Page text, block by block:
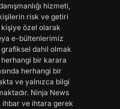
hizmeti,
risk ve getiri
özel olarak
e-bültenlerimiz
grafiksel dahil olmak
bir karara
herhangi bir
ve yalnızca bilgi
Ninja News
ihbar ve ihtara gerek